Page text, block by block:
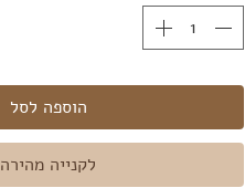
הוספה לסל
לקנייה מהירה